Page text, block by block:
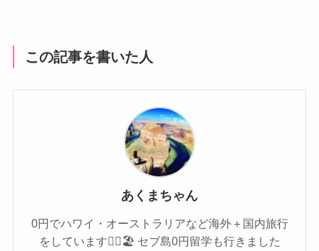
この記事を書いた人
あくまちゃん
0円でハワイ・オーストラリアなど海外＋国内旅行
をしています🏄‍♀️🏖 セブ島0円留学も行きました